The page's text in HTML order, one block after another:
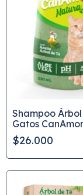
Shampoo Árbol
Gatos
$26.000